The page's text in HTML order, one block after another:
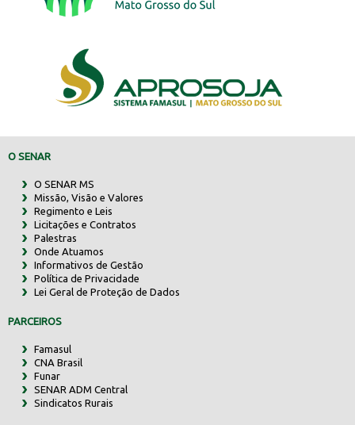
O SENAR
O SENAR MS
Missão, Visão e Valores
Regimento e Leis
Licitações e Contratos
Palestras
Onde Atuamos
Informativos de Gestão
Política de Privacidade
Lei Geral de Proteção de Dados
PARCEIROS
Famasul
CNA Brasil
Funar
SENAR ADM Central
Sindicatos Rurais